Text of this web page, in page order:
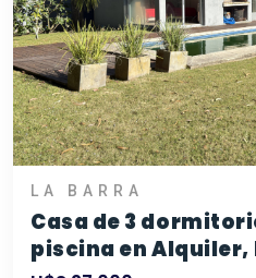
LA BARRA
Casa de 3
piscina en Alquiler,